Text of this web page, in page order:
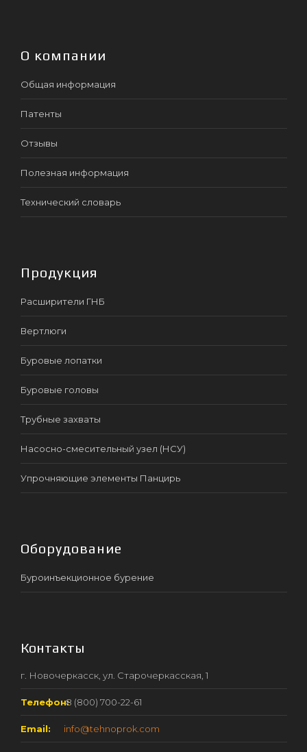
О компании
Общая информация
Патенты
Отзывы
Полезная информация
Технический словарь
Продукция
Расширители ГНБ
Вертлюги
Буровые лопатки
Буровые головы
Трубные захваты
Насосно-смесительный узел (НСУ)
Упрочняющие элементы Панцирь
Оборудование
Буроинъекционное бурение
Контакты
г. Новочеркасск, ул. Старочеркасская, 1
Телефон:8 (800) 700-22-61
Email: info@tehnoprok.com